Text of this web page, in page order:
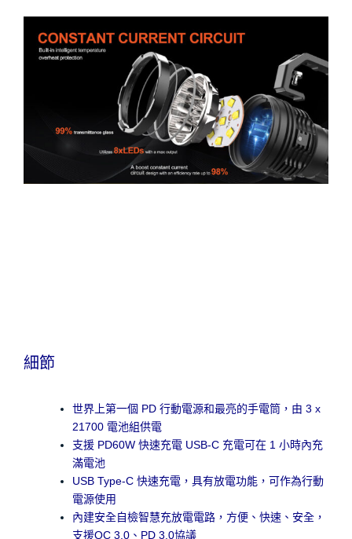
細節
世界上第一個 PD 行動電源和最亮的手電筒，由 3 x
21700 電池組供電
支援 PD60W 快速充電 USB-C 充電可在 1 小時內充
滿電池
USB Type-C 快速充電，具有放電功能，可作為行動
電源使用
內建安全自檢智慧充放電電路，方便、快速、安全，
支援QC 3.0、PD 3.0協議